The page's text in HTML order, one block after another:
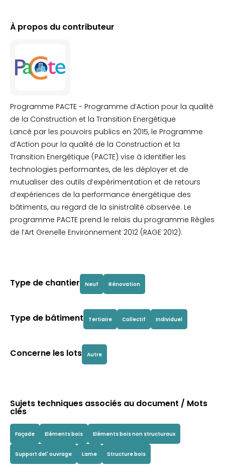
À propos du contributeur
Programme PACTE - Programme d’Action pour la qualité
de la Construction et la Transition Energétique
Lancé par les pouvoirs publics en 2015, le Programme
d’Action pour la qualité de la Construction et la
Transition Energétique (PACTE) vise à identifier les
technologies performantes, de les déployer et de
mutualiser des outils d’expérimentation et de retours
d’expériences de la performance énergétique des
bâtiments, au regard de la sinistralité observée. Le
programme PACTE prend le relais du programme Règles
de l’Art Grenelle Environnement 2012 (RAGE 2012).
Type de chantier Neuf Rénovation
Type de bâtiment Tertiaire Collectif Individuel
Concerne les lots Autre
Sujets techniques associés au document / Mots
clés
Façade Eléments bois Eléments bois non structuraux
Support del' ouvrage Lame Structure bois